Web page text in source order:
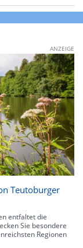
ANZEIGE
Teutoburger
entfaltet die
Sie besondere
Regionen